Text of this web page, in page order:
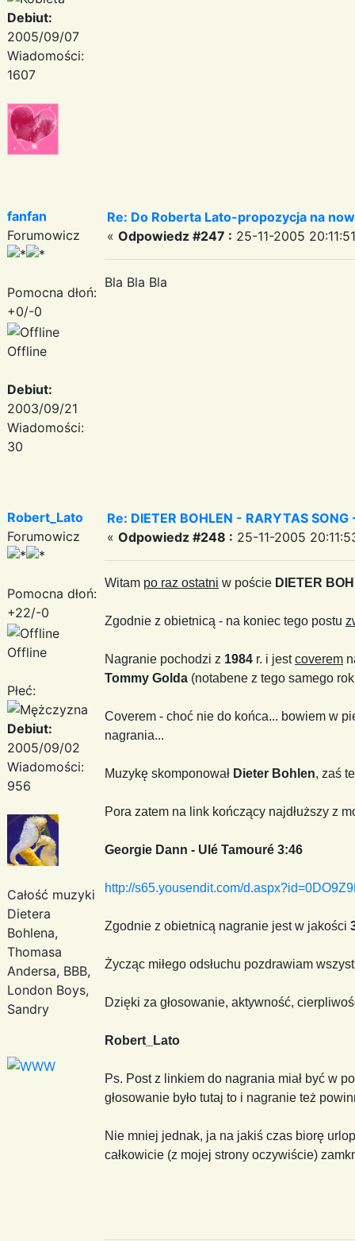
Debiut:
2005/09/07
Wiadomości:
1607
fanfan
Forumowicz
Pomocna dłoń:
+0/-0
Offline
Debiut:
2003/09/21
Wiadomości:
30
Re: Do Roberta Lato-propozycja na
« Odpowiedz #247 : 25-11-2005
Bla Bla Bla
Robert_Lato
Forumowicz
Pomocna dłoń:
+22/-0
Offline
Płeć:
Debiut:
2005/09/02
Wiadomości:
956
Całość muzyki
Dietera
Bohlena,
Thomasa
Andersa, BBB,
London Boys,
Sandry
Re: DIETER BOHLEN - RARYTAS
« Odpowiedz #248 : 25-11-2005
Witam po raz ostatni w poście DIETER
Zgodnie z obietnicą - na koniec tego postu
Nagranie pochodzi z 1984 r. i jestcoverem
Tommy Golda (notabene z tego samego
Coverem - choć nie do końca... bowiem w
nagrania...
Muzykę skomponował Dieter Bohlen, zaś
Pora zatem na link kończący najdłuższy z
Georgie Dann - Ulé Tamouré 3:46
http://s65.yousendit.com/
Zgodnie z obietnicą nagranie jest w jakości
Życząc miłego odsłuchu pozdrawiam
Dzięki za głosowanie, aktywność,
Robert_Lato
Ps. Post z linkiem do nagrania miał być w
głosowanie było tutaj to i nagranie też
Nie mniej jednak, ja na jakiś czas biorę
całkowicie (z mojej strony oczywiście)